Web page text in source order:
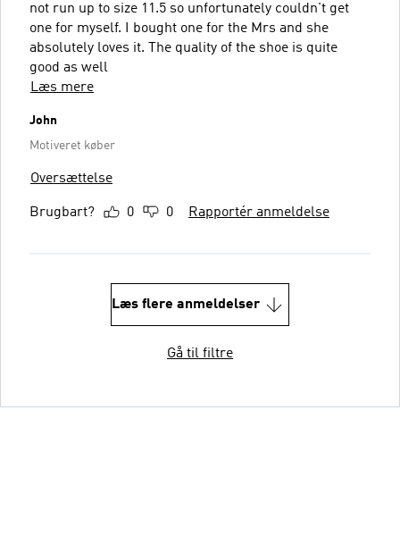
not run up to size 11.5 so unfortunately couldn't get
one for myself. I bought one for the Mrs and she
absolutely loves it. The quality of the shoe is quite
good as well
Læs mere
John
Motiveret køber
Oversættelse
Brugbart? 0 0 Rapportér anmeldelse
Læs flere anmeldelser
Gå til filtre